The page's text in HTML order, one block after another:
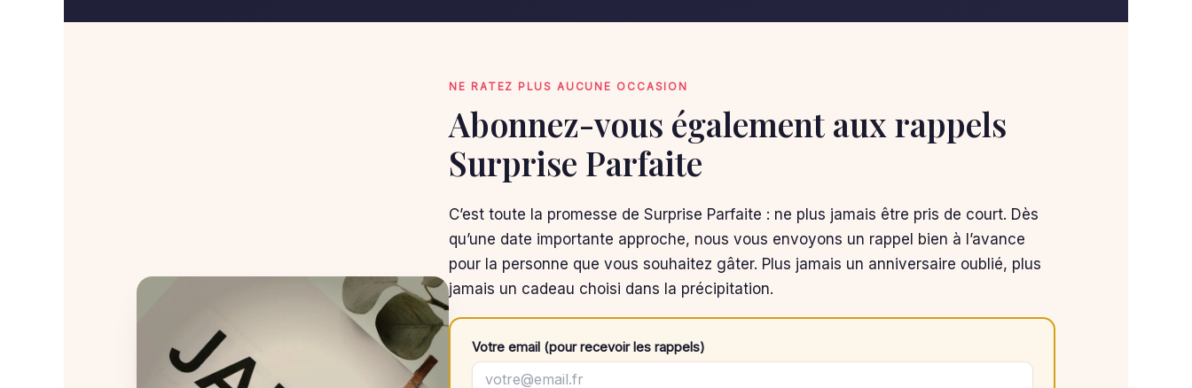
NE RATEZ PLUS AUCUNE OCCASION
Abonnez-vous également aux rappels
Surprise Parfaite
C’est toute la promesse de Surprise Parfaite : ne plus jamais être pris de court. Dès
qu’une date importante approche, nous vous envoyons un rappel bien à l’avance
pour la personne que vous souhaitez gâter. Plus jamais un anniversaire oublié, plus
jamais un cadeau choisi dans la précipitation.
Votre email (pour recevoir les rappels)